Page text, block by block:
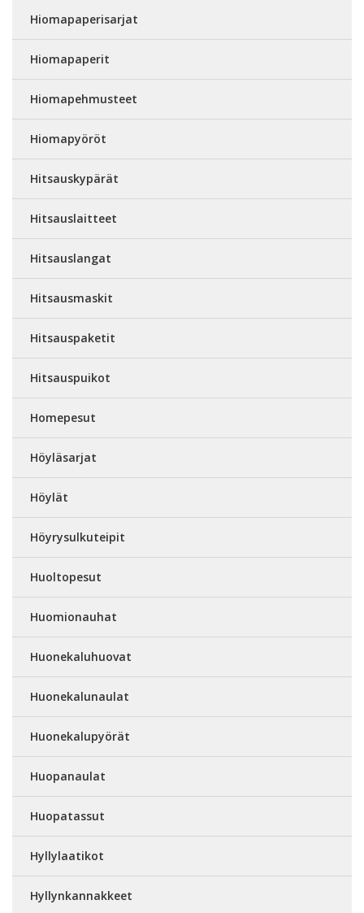
Hiomapaperisarjat
Hiomapaperit
Hiomapehmusteet
Hiomapyöröt
Hitsauskypärät
Hitsauslaitteet
Hitsauslangat
Hitsausmaskit
Hitsauspaketit
Hitsauspuikot
Homepesut
Höyläsarjat
Höylät
Höyrysulkuteipit
Huoltopesut
Huomionauhat
Huonekaluhuovat
Huonekalunaulat
Huonekalupyörät
Huopanaulat
Huopatassut
Hyllylaatikot
Hyllynkannakkeet